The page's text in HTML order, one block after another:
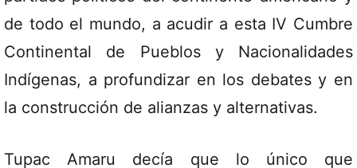
de todo el mundo, a acudir a esta IV Cumbre
Continental de Pueblos y Nacionalidades
Indígenas, a profundizar en los debates y en
la construcción de alianzas y alternativas.
Tupac Amaru decía que lo único que